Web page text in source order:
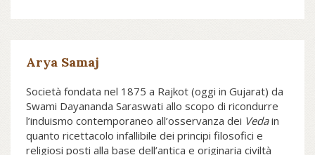
Arya Samaj
Società fondata nel 1875 a Rajkot (oggi in Gujarat) da
Swami Dayananda Saraswati allo scopo di ricondurre
l’induismo contemporaneo all’osservanza dei Vedain
quanto ricettacolo infallibile dei principi filosofici e
religiosi posti alla base dell’antica e originaria civiltà